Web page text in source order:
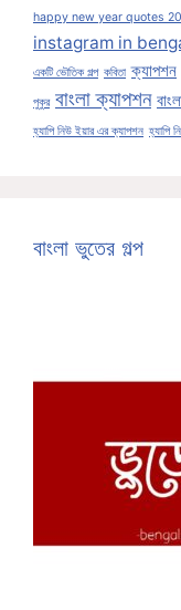
happy new year quotes
instagram in
একটি ভৌতিক গল্প কবিতা ক্যাপশন
পুকুর বাংলা ক্যাপশন
হ্যাপি নিউ ইয়ার এর ক্যাপশন হ্যাপি
বাংলা ভুতের গল্প